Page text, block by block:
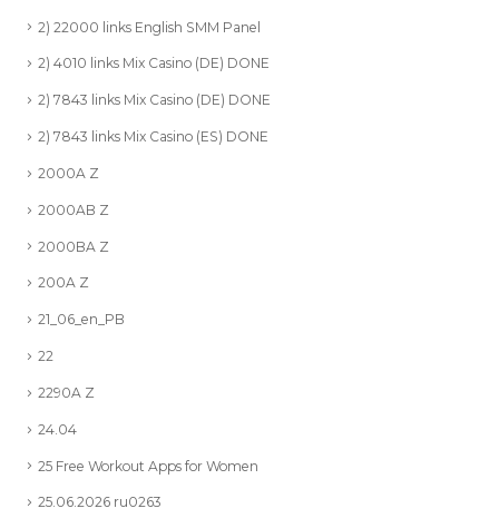
2) 22000 links English SMM Panel
2) 4010 links Mix Casino (DE) DONE
2) 7843 links Mix Casino (DE) DONE
2) 7843 links Mix Casino (ES) DONE
2000A Z
2000AB Z
2000BA Z
200A Z
21_06_en_PB
22
2290A Z
24.04
25 Free Workout Apps for Women
25.06.2026 ru0263